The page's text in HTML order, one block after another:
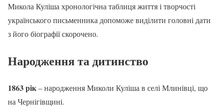
Микола Куліша хронологічна таблиця життя і творчості
українського письменника допоможе виділити головні дати
з його біографії скорочено.
Народження та дитинство
1863 рік– народження Миколи Куліша в селі Млинівці, що
на Чернігівщині.